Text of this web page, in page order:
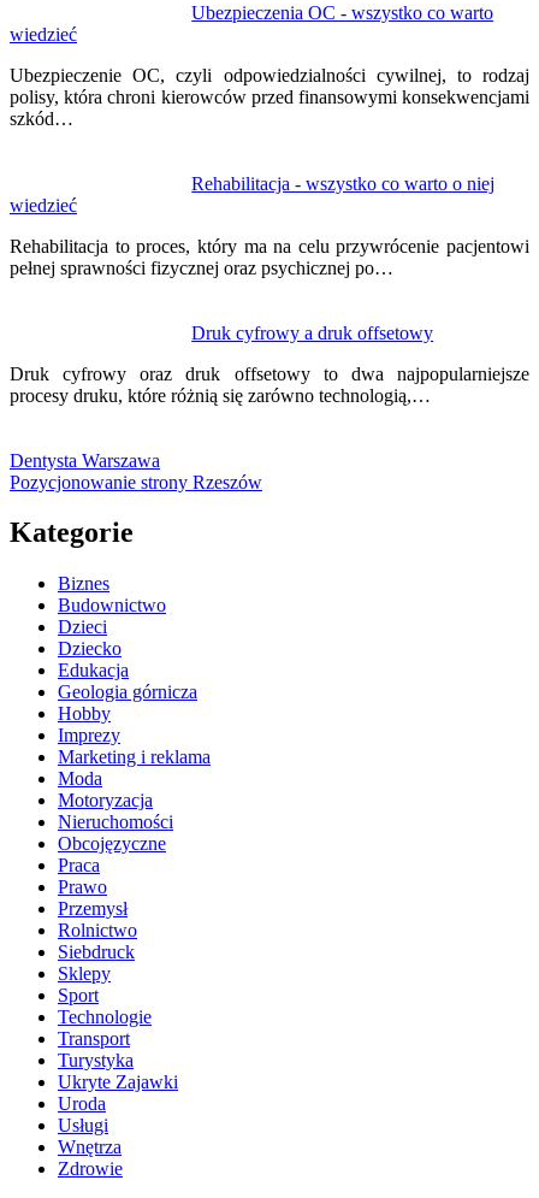
Ubezpieczenia OC - wszystko co warto
wiedzieć
Ubezpieczenie OC, czyli odpowiedzialności cywilnej, to rodzaj
polisy, która chroni kierowców przed finansowymi konsekwencjami
szkód…
Rehabilitacja - wszystko co warto o niej
wiedzieć
Rehabilitacja to proces, który ma na celu przywrócenie pacjentowi
pełnej sprawności fizycznej oraz psychicznej po…
Druk cyfrowy a druk offsetowy
Druk cyfrowy oraz druk offsetowy to dwa najpopularniejsze
procesy druku, które różnią się zarówno technologią,…
Dentysta Warszawa
Pozycjonowanie strony Rzeszów
Kategorie
Biznes
Budownictwo
Dzieci
Dziecko
Edukacja
Geologia górnicza
Hobby
Imprezy
Marketing i reklama
Moda
Motoryzacja
Nieruchomości
Obcojęzyczne
Praca
Prawo
Przemysł
Rolnictwo
Siebdruck
Sklepy
Sport
Technologie
Transport
Turystyka
Ukryte Zajawki
Uroda
Usługi
Wnętrza
Zdrowie